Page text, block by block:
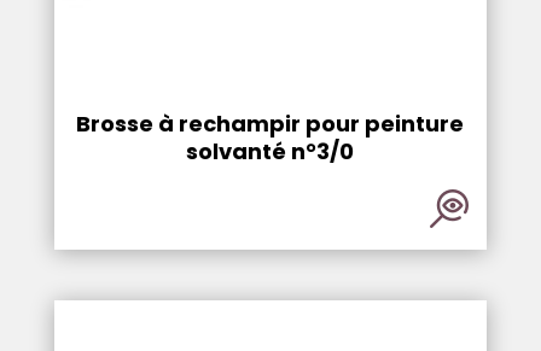
Brosse à rechampir pour peinture
solvanté n°3/0